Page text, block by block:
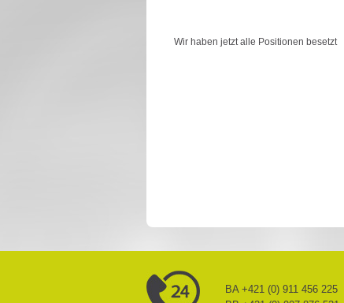
Wir haben jetzt alle Positionen besetzt
BA +421 (0) 911 456 225